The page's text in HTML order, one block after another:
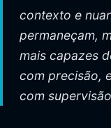
contexto e
permaneçam,
mais capazes
com precisão,
com